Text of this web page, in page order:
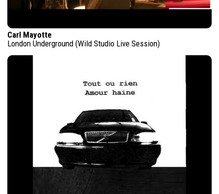
Carl Mayotte
London Underground (Wild Studio Live Session)